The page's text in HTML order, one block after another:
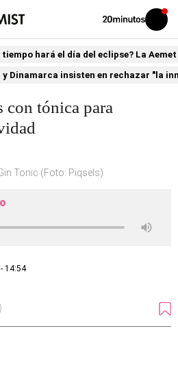
Volver
Iniciar
sesión
tiempo hará el día del eclipse? La
Dinamarca insisten en rechazar "la
con tónica para
Tonic (Foto: Piqsels)
14:54